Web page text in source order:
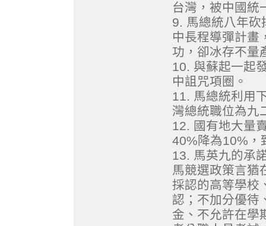
台灣，被中國統
9. 馬總統八年砍
中長程導彈計畫
功，卻冰存不量
10. 與蘇起一起
中詛咒項圈。
11. 馬總統利用
灣總統職位為九
12. 國有地大量
40%降為10%，
13. 馬英九的承
馬競選政策言猶
採認的高等學校
認；不加分優待
金、不允許在學